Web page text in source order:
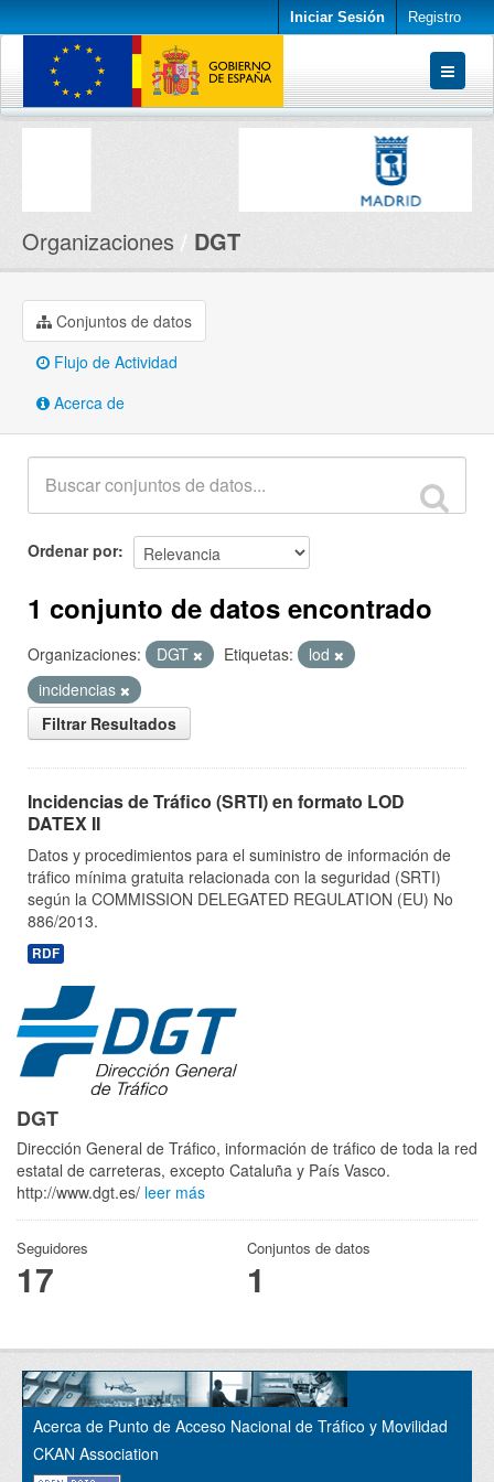
Iniciar Sesión Registro
Conjuntos de datos
Organizaciones DGT
Conjuntos de datos
Flujo de Actividad
Acerca de
Ordenar por
1 conjunto de datos encontrado
Organizaciones: DGT Etiquetas:
lod
incidencias
Filtrar Resultados
Incidencias de Tráfico (SRTI) en formato LOD
DATEX II
Datos y procedimientos para el suministro de información de
tráfico mínima gratuita relacionada con la seguridad (SRTI)
según la COMMISSION DELEGATED REGULATION (EU) No
886/2013.
RDF
DGT
Dirección General de Tráfico, información de tráfico de toda la red
estatal de carreteras, excepto Cataluña y País Vasco.
http://www.dgt.es/ leer más
Seguidores
17
Conjuntos de datos
1
Acerca de Punto de Acceso Nacional de Tráfico y Movilidad
CKAN Association